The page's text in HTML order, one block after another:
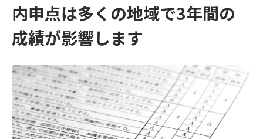
内申点は多くの地域で3年間の
成績が影響します